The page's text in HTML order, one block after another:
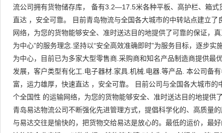
流公司拥有货物储存库， 备有3.2—17.5米各种平板、高护栏、箱式
直达 ，安全可靠。 目前青岛物流与全国各大城市的中转站点建立
网络，为您的货物能够安全、准时送达目的地提供了可靠的保证，
为中心”的服务理念.坚持以“安全高效准确即时”为服务目标，逐步
为中心，目前已为多家大型零售商.采购商和知名产品制造商提供最
发展，客户类型有化工.电子器材.家具.机械.电器.等产品. 本公司备
富，运力雄厚，快速直达 ，安全可靠。 目前公司与全国各大城市
个全国性 的运输网络，为您的货物能够安全、准时送达目的地提供
青岛易达物流公司不断强化先进管理方式，提倡科学化的、高质量
与易达交往是愉快的，把货物交给易达是放心的。最低的运价，最